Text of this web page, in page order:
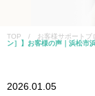
TOP / お客様サポート
ン］】お客様の声｜浜松市
2026.01.05